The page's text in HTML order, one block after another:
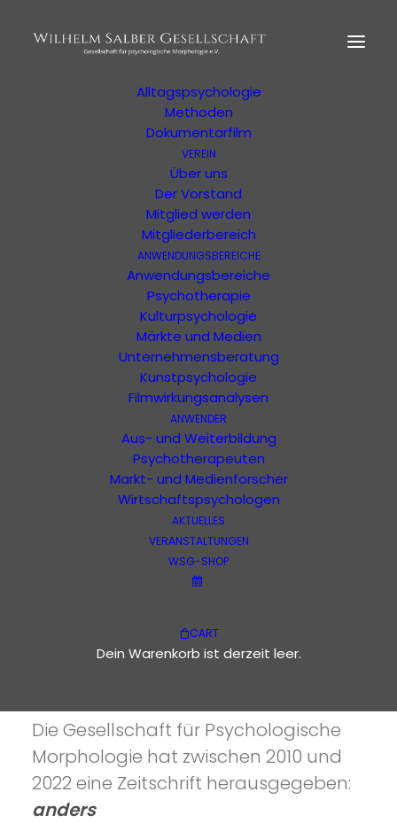
MORPHOLOGIE
Der Begründer
Alltagspsychologie
Methoden
Dokumentarfilm
VEREIN
Über uns
Der Vorstand
Mitglied werden
Mitgliederbereich
ANWENDUNGSBEREICHE
Anwendungsbereiche
Psychotherapie
Kulturpsychologie
Märkte und Medien
Unternehmensberatung
Kunstpsychologie
Filmwirkungsanalysen
ANWENDER
Aus- und Weiterbildung
Psychotherapeuten
Markt- und Medienforscher
Wirtschaftspsychologen
AKTUELLES
VERANSTALTUNGEN
WSG-SHOP
CART
Dein Warenkorb ist derzeit leer.
Shop Zur
Psychologischen
Morphologie
Zeitschrift "anders" kaufen und mehr
anders Ausgabe 1 - 42
anders IST ANDERS
Die Gesellschaft für Psychologische
Morphologie hat zwischen 2010 und
2022 eine Zeitschrift herausgegeben:
anders